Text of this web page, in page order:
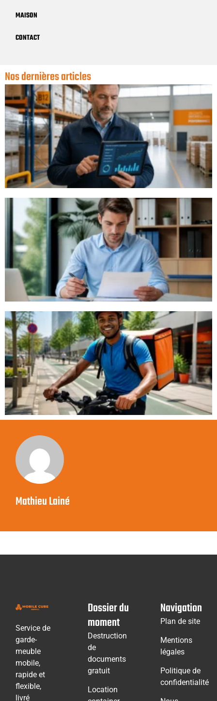
MAISON
CONTACT
Nos dernières articles
Mathieu Lainé
Service de
garde-
meuble
mobile,
rapide et
flexible,
livré
Dossier du
moment
Destruction
de
documents
gratuit
Location
Navigation
Plan de site
Mentions
légales
Politique de
confidentialité